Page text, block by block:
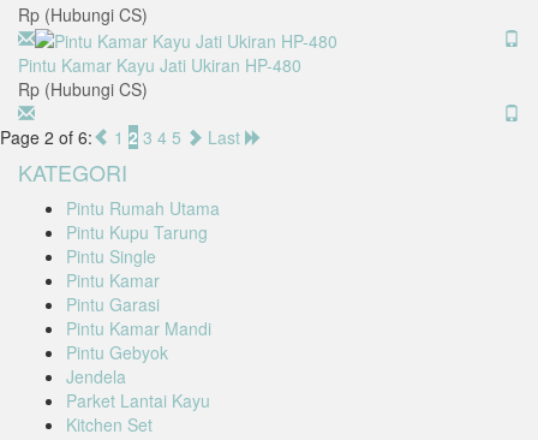
Rp (Hubungi CS)
Pintu Kamar Kayu Jati Ukiran HP-480
Rp (Hubungi CS)
Page 2 of 6:
1 2 3 4 5 Last
KATEGORI
Pintu Rumah Utama
Pintu Kupu Tarung
Pintu Single
Pintu Kamar
Pintu Garasi
Pintu Kamar Mandi
Pintu Gebyok
Jendela
Parket Lantai Kayu
Kitchen Set